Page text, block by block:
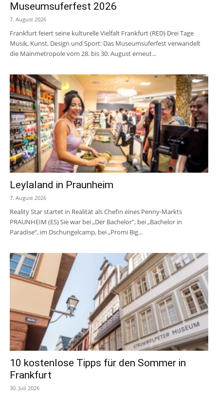
Museumsuferfest 2026
7. August 2026
Frankfurt feiert seine kulturelle Vielfalt Frankfurt (RED) Drei Tage
Musik, Kunst, Design und Sport: Das Museumsuferfest verwandelt
die Mainmetropole vom 28. bis 30. August erneut...
Leylaland in Praunheim
7. August 2026
Reality Star startet in Realität als Chefin eines Penny-Markts
PRAUNHEIM (ES) Sie war bei „Der Bachelor", bei „Bachelor in
Paradise“, im Dschungelcamp, bei „Promi Big...
10 kostenlose Tipps für den Sommer in
Frankfurt
30. Juli 2026